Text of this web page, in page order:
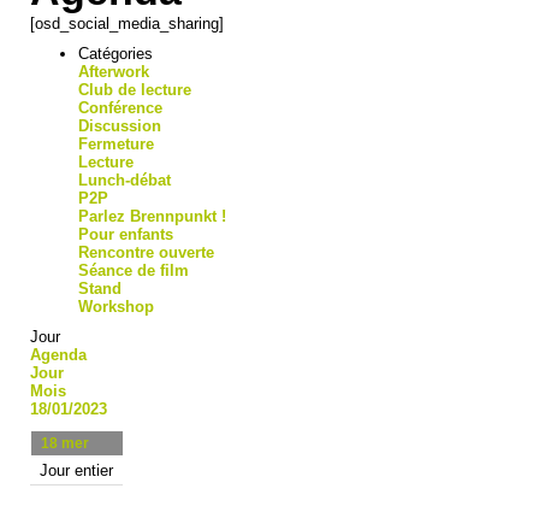
[osd_social_media_sharing]
Catégories
Afterwork
Club de lecture
Conférence
Discussion
Fermeture
Lecture
Lunch-débat
P2P
Parlez Brennpunkt !
Pour enfants
Rencontre ouverte
Séance de film
Stand
Workshop
Jour
Agenda
Jour
Mois
18/01/2023
18 mer
Jour entier